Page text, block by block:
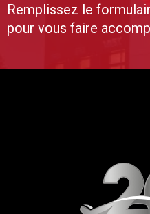
Remplissez le
pour vous faire